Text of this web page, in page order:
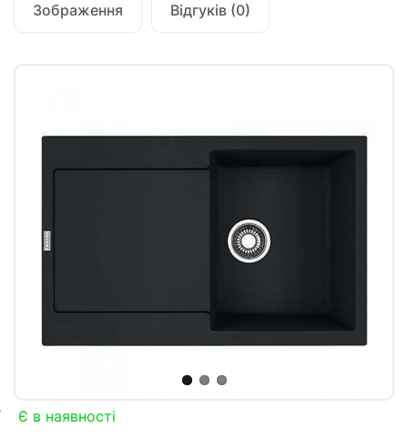
Зображення Відгуків (0)
Є в наявності